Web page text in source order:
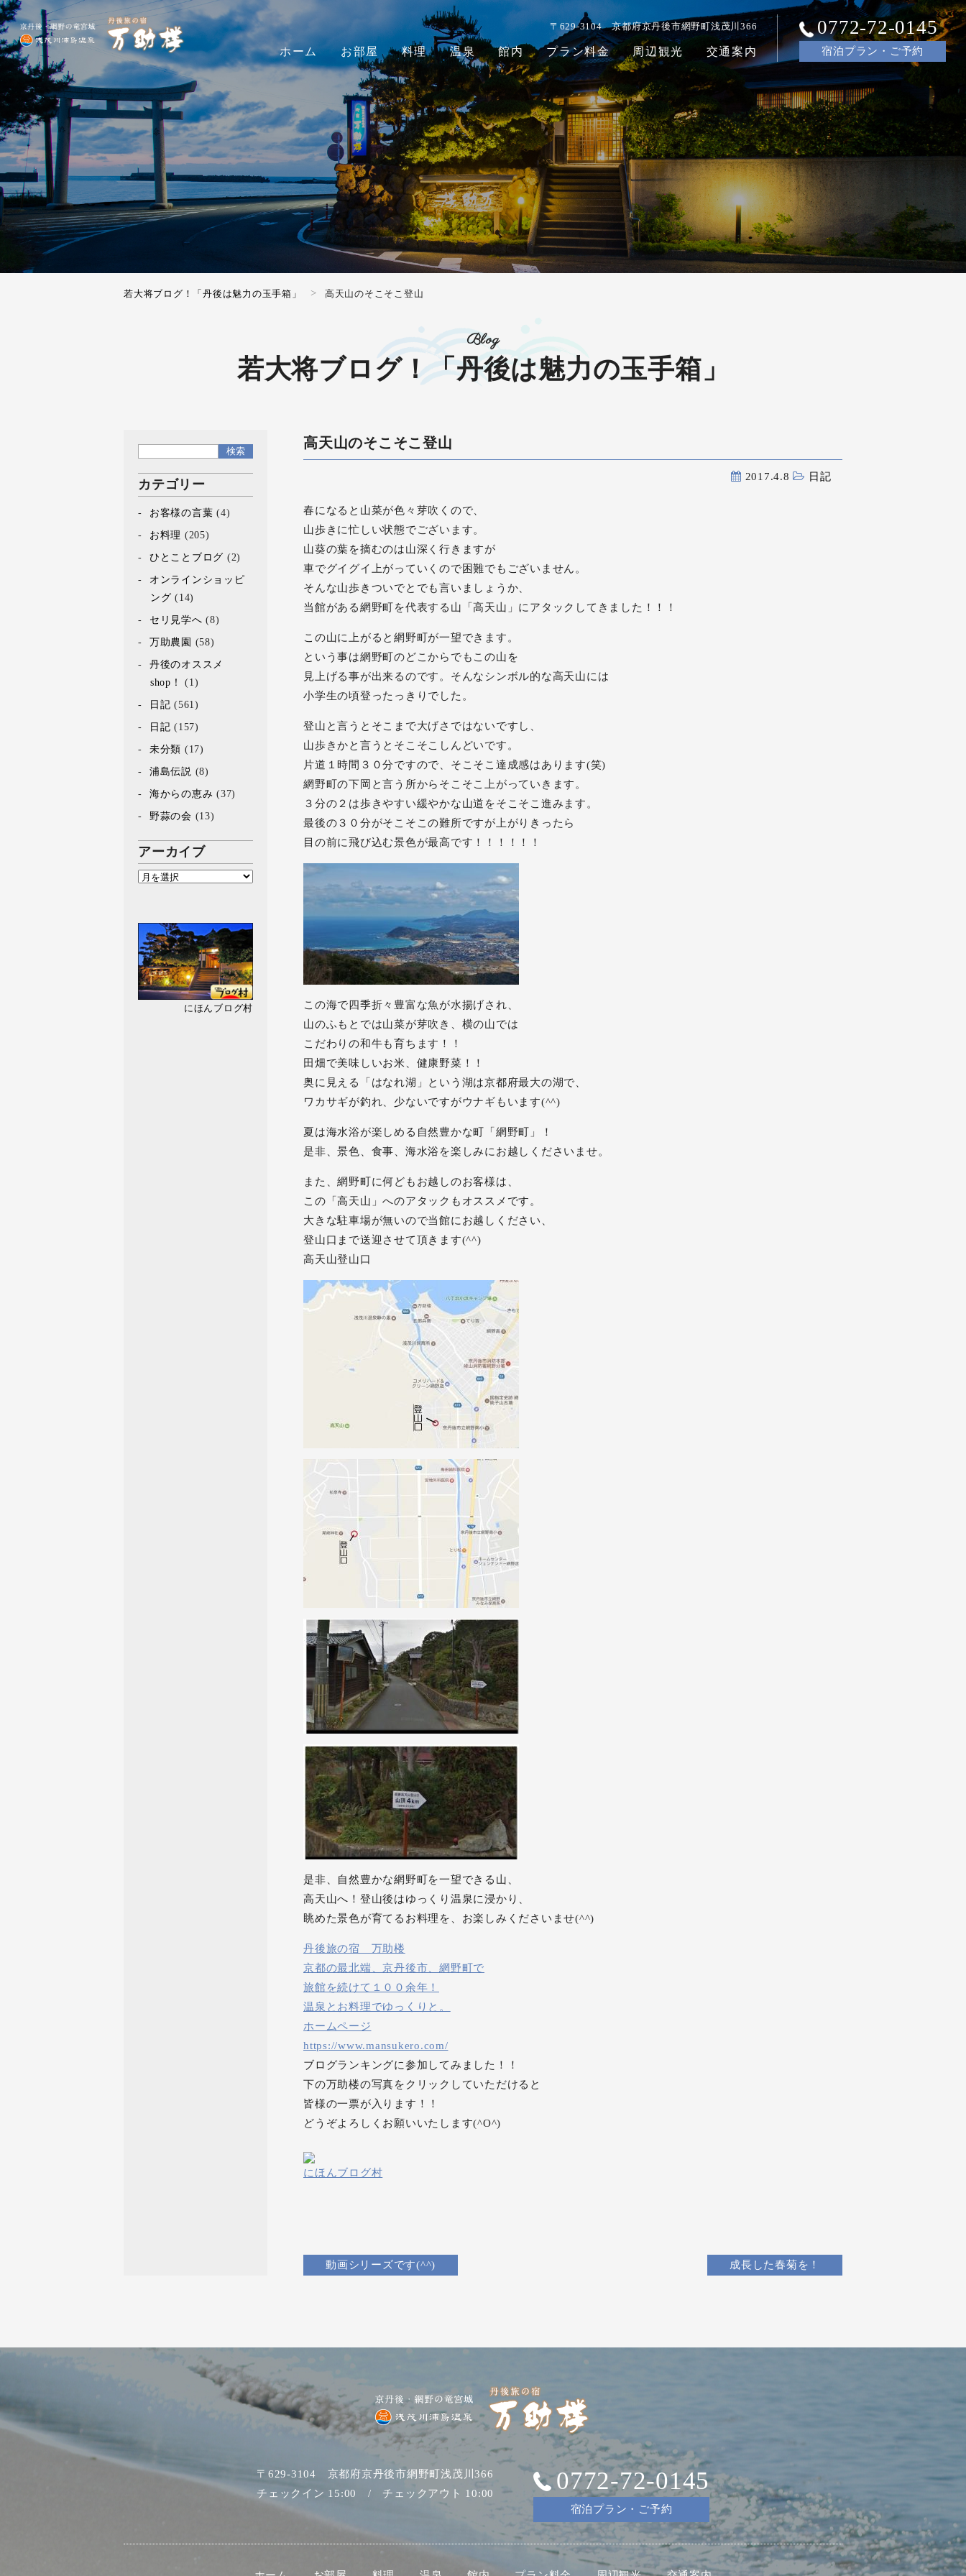
0772-72-0145
宿泊プラン・ご予約
〒629-3104京都府京丹後市網野町浅茂川366
ホーム お部屋 料理 温泉 館内 プラン料金 周辺観光 交通案内
若大将ブログ！「丹後は魅力の玉手箱」 高天山のそこそこ登山
Blog
若大将ブログ！「丹後は魅力の玉手箱」
高天山のそこそこ登山
2017.4.8 日記
春になると山菜が色々芽吹くので、
山歩きに忙しい状態でございます。
山葵の葉を摘むのは山深く行きますが
車でグイグイ上がっていくので困難でもございません。
そんな山歩きついでとでも言いましょうか、
当館がある網野町を代表する山「高天山」にアタックしてきました！！！
この山に上がると網野町が一望できます。
という事は網野町のどこからでもこの山を
見上げる事が出来るのです。そんなシンボル的な高天山には
小学生の頃登ったっきりでした。
登山と言うとそこまで大げさではないですし、
山歩きかと言うとそこそこしんどいです。
片道１時間３０分ですので、そこそこ達成感はあります(笑)
網野町の下岡と言う所からそこそこ上がっていきます。
３分の２は歩きやすい緩やかな山道をそこそこ進みます。
最後の３０分がそこそこの難所ですが上がりきったら
目の前に飛び込む景色が最高です！！！！！！
この海で四季折々豊富な魚が水揚げされ、
山のふもとでは山菜が芽吹き、横の山では
こだわりの和牛も育ちます！！
田畑で美味しいお米、健康野菜！！
奥に見える「はなれ湖」という湖は京都府最大の湖で、
ワカサギが釣れ、少ないですがウナギもいます(^^)
夏は海水浴が楽しめる自然豊かな町「網野町」！
是非、景色、食事、海水浴を楽しみにお越しくださいませ。
また、網野町に何どもお越しのお客様は、
この「高天山」へのアタックもオススメです。
大きな駐車場が無いので当館にお越しください、
登山口まで送迎させて頂きます(^^)
高天山登山口
是非、自然豊かな網野町を一望できる山、
高天山へ！登山後はゆっくり温泉に浸かり、
眺めた景色が育てるお料理を、お楽しみくださいませ(^^)
丹後旅の宿 万助楼
京都の最北端、京丹後市、網野町で
旅館を続けて１００余年！
温泉とお料理でゆっくりと。
ホームページ
https://www.mansukero.com/
ブログランキングに参加してみました！！
下の万助楼の写真をクリックしていただけると
皆様の一票が入ります！！
どうぞよろしくお願いいたします(^O^)
にほんブログ村
動画シリーズです(^^) 成長した春菊を！
カテゴリー
お客様の言葉 (4)
お料理 (205)
ひとことブログ (2)
オンラインショッピ
ング (14)
セリ見学へ (8)
万助農園 (58)
丹後のオススメ
shop！
(1)
日記 (561)
日記 (157)
未分類 (17)
浦島伝説 (8)
海からの恵み (37)
野蒜の会 (13)
アーカイブ
にほんブログ村
〒629-3104 京都府京丹後市網野町浅茂川366
チェックイン 15:00 / チェックアウト 10:00
0772-72-0145
宿泊プラン・ご予約